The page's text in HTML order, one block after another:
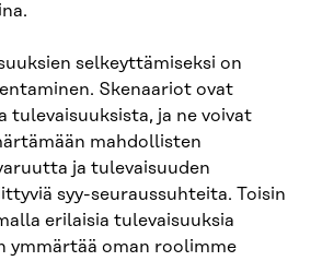
selkeyttämiseksi on
Skenaariot ovat
tulevaisuuksista, ja ne voivat
mahdollisten
ja tulevaisuuden
syy-seuraussuhteita. Toisin
erilaisia tulevaisuuksia
ymmärtää oman roolimme